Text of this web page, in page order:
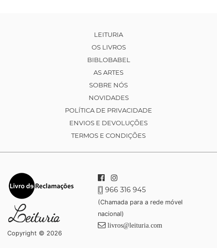
LEITURIA
OS LIVROS
BIBLOBABEL
AS ARTES
SOBRE NÓS
NOVIDADES
POLÍTICA DE PRIVACIDADE
ENVIOS E DEVOLUÇÕES
TERMOS E CONDIÇÕES
Copyright © 2026
966 316 945
(Chamada para a rede móvel
nacional)
livros@leituria.com